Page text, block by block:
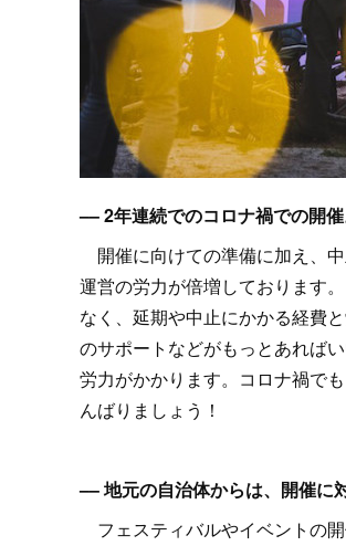
–– 2年連続でのコロナ禍での開
開催に向けての準備に加え、
運営の労力が倍増しております
なく、延期や中止にかかる経費
のサポートなどがもっとあれば
労力がかかります。コロナ禍で
んばりましょう！
–– 地元の自治体からは、開催に
フェスティバルやイベントの